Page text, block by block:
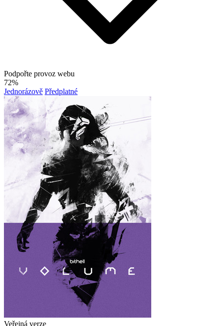
Podpořte provoz webu
72%
Jednorázově Předplatné
Veřejná verze